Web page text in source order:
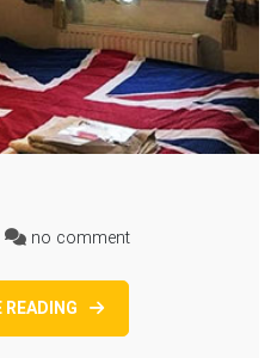
no commenton
READING